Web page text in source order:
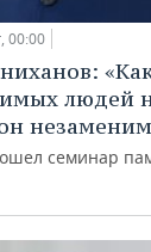
00:00
людей
семинар